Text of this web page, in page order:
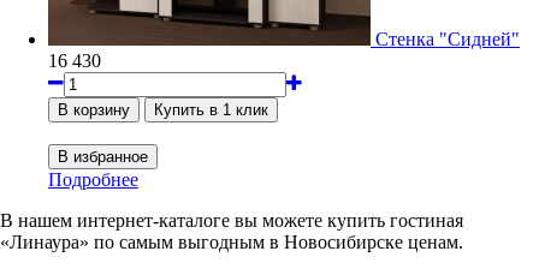
Стенка "Сидней"
16 430
Подробнее
В нашем интернет-каталоге вы можете купить гостиная
«Линаура» по самым выгодным в Новосибирске ценам.